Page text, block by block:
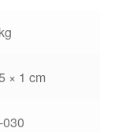
× 1 cm